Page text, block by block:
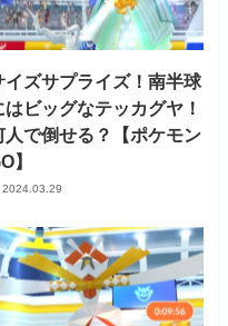
イズサプライズ！南半球
はビッグなテッカグヤ！
人で倒せる？【ポケモン
】
2024.03.29